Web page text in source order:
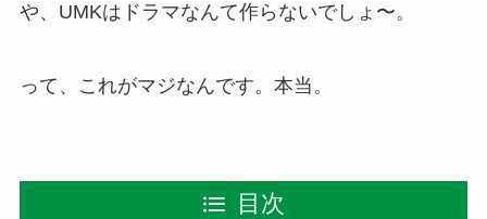
や、UMKはドラマなんて作らないでしょ〜。
って、これがマジなんです。本当。
目次